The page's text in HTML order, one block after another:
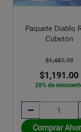
Densidad
Pulgadas
Disponible